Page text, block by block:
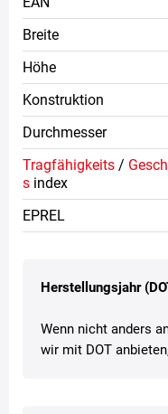
Herstellungsjahr
Wenn nicht anders
wir mit DOT
Breite
Höhe
Konstruktion
Durchmesser
Tragfähigkeits /
s index
EPREL